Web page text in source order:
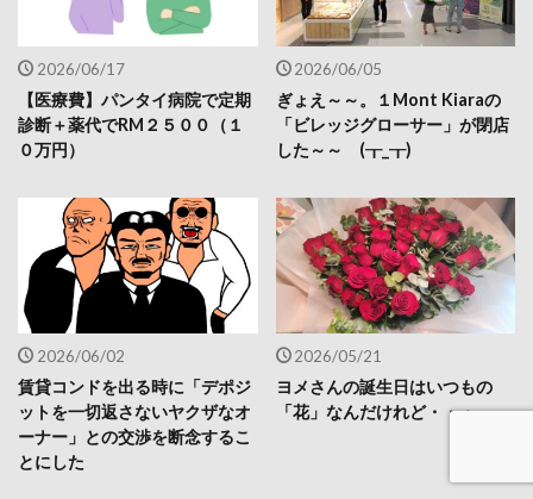
2026/06/17
【医療費】パンタイ病院で定期
診断＋薬代でRM２５００（１
０万円）
2026/06/05
ぎょえ～～。１Mont Kiaraの
「ビレッジグローサー」が閉店
した～～ (┰_┰)
2026/06/02
賃貸コンドを出る時に「デポジ
ットを一切返さないヤクザなオ
ーナー」との交渉を断念するこ
とにした
2026/05/21
ヨメさんの誕生日はいつもの
「花」なんだけれど・・・